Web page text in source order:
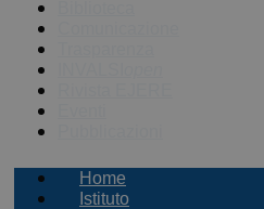
Home
Istituto